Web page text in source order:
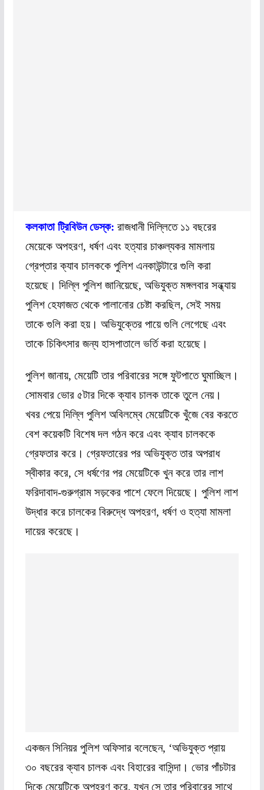
কলকাতা ট্রিবিউন ডেস্ক: রাজধানী দিল্লিতে ১১ বছরের
মেয়েকে অপহরণ, ধর্ষণ এবং হত্যার চাঞ্চল্যকর মামলায়
গ্রেপ্তার ক্যাব চালককে পুলিশ এনকাউন্টারে গুলি করা
হয়েছে। দিল্লি পুলিশ জানিয়েছে, অভিযুক্ত মঙ্গলবার সন্ধ্যায়
পুলিশ হেফাজত থেকে পালানোর চেষ্টা করছিল, সেই সময়
তাকে গুলি করা হয়। অভিযুক্তের পায়ে গুলি লেগেছে এবং
তাকে চিকিৎসার জন্য হাসপাতালে ভর্তি করা হয়েছে।
পুলিশ জানায়, মেয়েটি তার পরিবারের সঙ্গে ফুটপাতে ঘুমাচ্ছিল।
সোমবার ভোর ৫টার দিকে ক্যাব চালক তাকে তুলে নেয়।
খবর পেয়ে দিল্লি পুলিশ অবিলম্বে মেয়েটিকে খুঁজে বের করতে
বেশ কয়েকটি বিশেষ দল গঠন করে এবং ক্যাব চালককে
গ্রেফতার করে। গ্রেফতারের পর অভিযুক্ত তার অপরাধ
স্বীকার করে, সে ধর্ষণের পর মেয়েটিকে খুন করে তার লাশ
ফরিদাবাদ-গুরুগ্রাম সড়কের পাশে ফেলে দিয়েছে। পুলিশ লাশ
উদ্ধার করে চালকের বিরুদ্ধে অপহরণ, ধর্ষণ ও হত্যা মামলা
দায়ের করেছে।
একজন সিনিয়র পুলিশ অফিসার বলেছেন, ‘অভিযুক্ত প্রায়
৩০ বছরের ক্যাব চালক এবং বিহারের বাসিন্দা। ভোর পাঁচটার
দিকে মেয়েটিকে অপহরণ করে, যখন সে তার পরিবারের সাথে